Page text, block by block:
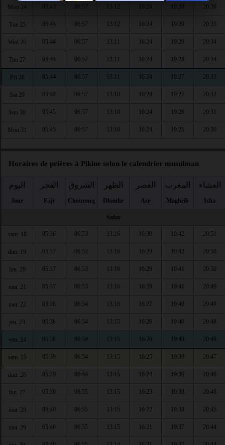
Mon 24 05:43 06:57 13:12 16:24 19:30 20:36
Tue 25 05:44 06:57 13:12 16:24 19:29 20:35
Wed 26 05:44 06:57 13:11 16:24 19:29 20:34
Thu 27 05:44 06:57 13:11 16:24 19:28 20:34
Fri 28 05:44 06:57 13:11 16:24 19:27 20:33
Sat 29 05:44 06:57 13:10 16:24 19:27 20:32
Sun 30 05:45 06:57 13:10 16:24 19:26 20:31
Mon 31 05:45 06:57 13:10 16:24 19:25 20:30
Horaires de prières à Pikine selon le calendrier musulman
اليوم
Jour
الفجر
Fajr
الشروق
Chourouq
الظهر
Dhouhr
العصر
Asr
المغرب
Maghrib
العشاء
Isha
Safar
sam. 18 05:36 06:53 13:16 16:30 19:42 20:51
dim. 19 05:37 06:53 13:16 16:29 19:42 20:50
lun. 20 05:37 06:53 13:16 16:29 19:41 20:50
mar. 21 05:37 06:53 13:16 16:28 19:41 20:49
mer. 22 05:38 06:54 13:16 16:27 19:40 20:49
jeu. 23 05:38 06:54 13:15 16:26 19:40 20:48
ven. 24 05:38 06:54 13:15 16:26 19:40 20:48
sam. 25 05:39 06:54 13:15 16:25 19:39 20:47
dim. 26 05:39 06:54 13:15 16:24 19:39 20:46
lun. 27 05:39 06:55 13:15 16:23 19:38 20:46
mar. 28 05:40 06:55 13:15 16:22 19:38 20:45
mer. 29 05:40 06:55 13:15 16:21 19:37 20:44